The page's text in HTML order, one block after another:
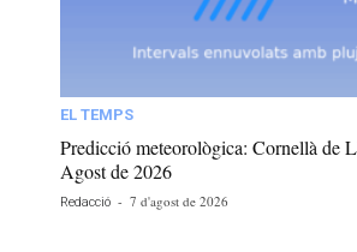
EL TEMPS
Predicció meteorològica: Cornellà de
Agost de 2026
Redacció - 7 d'agost de 2026